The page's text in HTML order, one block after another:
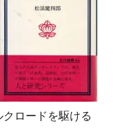
クロードを駆ける